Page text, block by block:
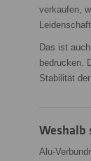
verkaufen,
Das ist
bedrucken.
Stabilität
Weshalb
Alu-